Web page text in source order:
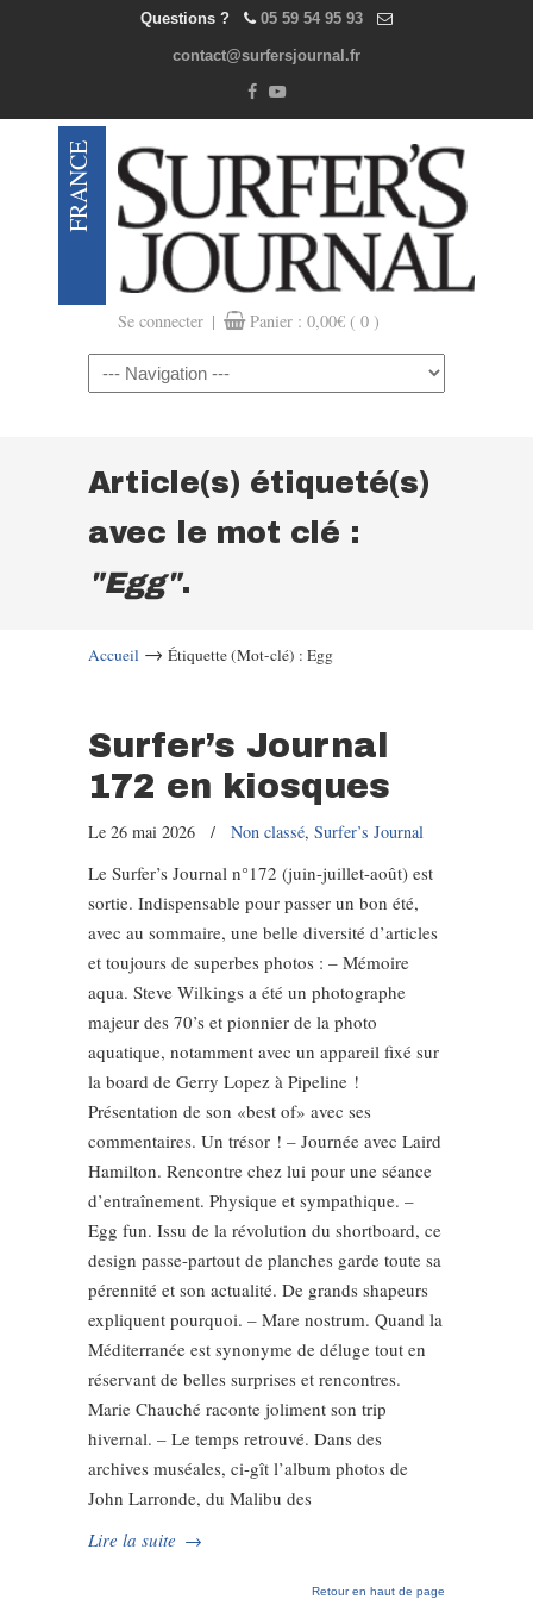
Questions ? 05 59 54 95 93
contact@surfersjournal.fr
Se connecter | Panier : 0,00€ ( 0 )
Navigation
Article(s) étiqueté(s)
avec le mot clé :
"Egg".
Accueil → Étiquette (Mot-clé) : Egg
Surfer’s Journal
172 en kiosques
Le 26 mai 2026 / Non classé, Surfer’s Journal
Le Surfer’s Journal n°172 (juin-juillet-août) est
sortie. Indispensable pour passer un bon été,
avec au sommaire, une belle diversité d’articles
et toujours de superbes photos : – Mémoire
aqua. Steve Wilkings a été un photographe
majeur des 70’s et pionnier de la photo
aquatique, notamment avec un appareil fixé sur
la board de Gerry Lopez à Pipeline !
Présentation de son «best of» avec ses
commentaires. Un trésor ! – Journée avec Laird
Hamilton. Rencontre chez lui pour une séance
d’entraînement. Physique et sympathique. –
Egg fun. Issu de la révolution du shortboard, ce
design passe-partout de planches garde toute sa
pérennité et son actualité. De grands shapeurs
expliquent pourquoi. – Mare nostrum. Quand la
Méditerranée est synonyme de déluge tout en
réservant de belles surprises et rencontres.
Marie Chauché raconte joliment son trip
hivernal. – Le temps retrouvé. Dans des
archives muséales, ci-gît l’album photos de
John Larronde, du Malibu des
Lire la suite →
Retour en haut de page